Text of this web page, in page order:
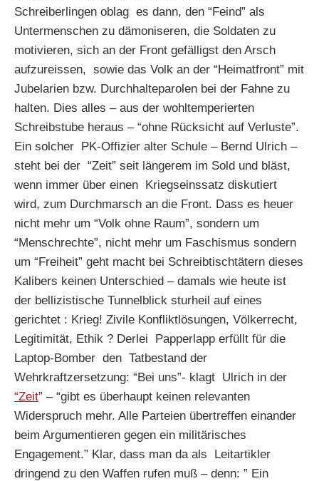
Schreiberlingen oblag es dann, den “Feind” als
Untermenschen zu dämoniseren, die Soldaten zu
motivieren, sich an der Front gefälligst den Arsch
aufzureissen, sowie das Volk an der “Heimatfront” mit
Jubelarien bzw. Durchhalteparolen bei der Fahne zu
halten. Dies alles – aus der wohltemperierten
Schreibstube heraus – “ohne Rücksicht auf Verluste”.
Ein solcher PK-Offizier alter Schule – Bernd Ulrich –
steht bei der “Zeit” seit längerem im Sold und bläst,
wenn immer über einen Kriegseinssatz diskutiert
wird, zum Durchmarsch an die Front. Dass es heuer
nicht mehr um “Volk ohne Raum”, sondern um
“Menschrechte”, nicht mehr um Faschismus sondern
um “Freiheit” geht macht bei Schreibtischtätern dieses
Kalibers keinen Unterschied – damals wie heute ist
der bellizistische Tunnelblick sturheil auf eines
gerichtet : Krieg! Zivile Konfliktlösungen, Völkerrecht,
Legitimität, Ethik ? Derlei Papperlapp erfüllt für die
Laptop-Bomber den Tatbestand der
Wehrkraftzersetzung: “Bei uns”- klagt Ulrich in der
“Zeit” – “gibt es überhaupt keinen relevanten
Widerspruch mehr. Alle Parteien übertreffen einander
beim Argumentieren gegen ein militärisches
Engagement.” Klar, dass man da als Leitartikler
dringend zu den Waffen rufen muß – denn: ” Ein